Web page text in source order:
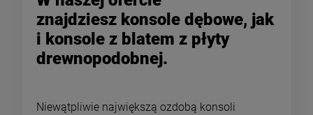
znajdziesz konsole dębowe, jak
i konsole z blatem z płyty
drewnopodobnej.
Niewątpliwie największą ozdobą konsoli